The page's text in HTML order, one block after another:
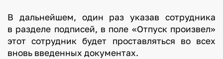
В дальнейшем, один раз указав сотрудника
в разделе подписей, в поле «Отпуск произвел»
этот сотрудник будет проставляться во всех
вновь введенных документах.